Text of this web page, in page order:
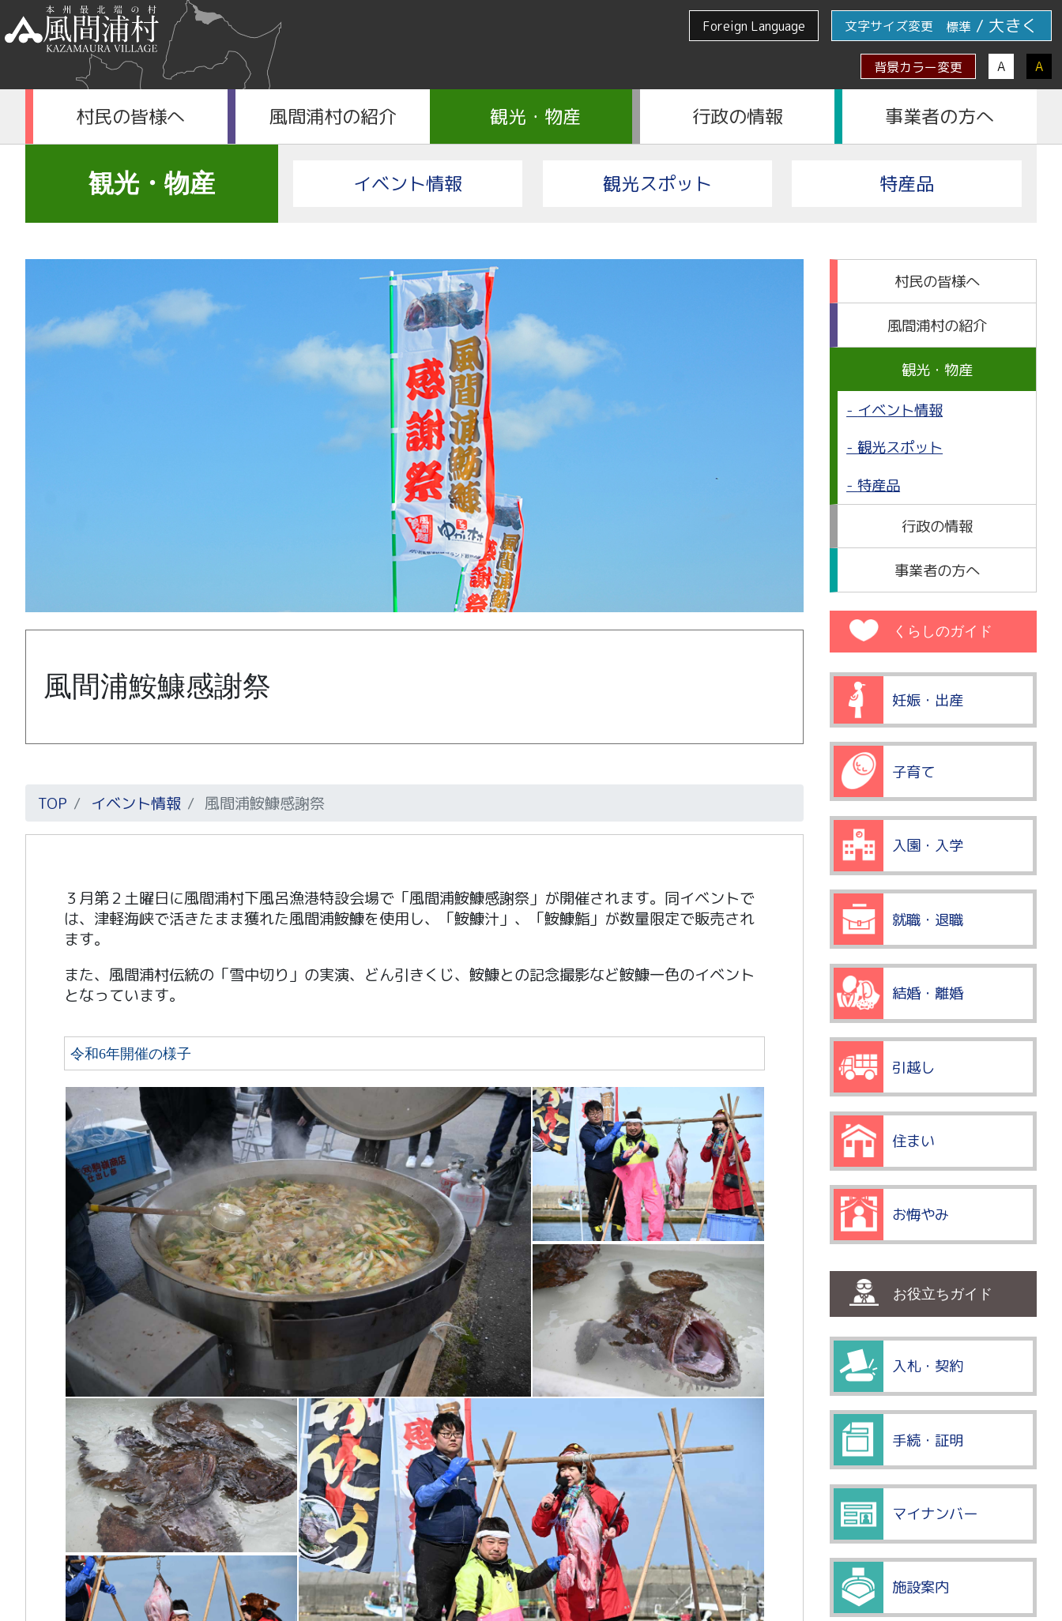
Foreign Language 文字サイズ変更 標準 / 大きく
背景カラー変更 A A
村民の皆様へ 風間浦村の紹介 観光・物産 行政の情報 事業者の方へ
観光・物産 イベント情報 観光スポット 特産品
風間浦鮟鱇感謝祭
TOP イベント情報 風間浦鮟鱇感謝祭
３月第２土曜日に風間浦村下風呂漁港特設会場で「風間浦鮟鱇感謝祭」が開催されます。同イベントで
は、津軽海峡で活きたまま獲れた風間浦鮟鱇を使用し、「鮟鱇汁」、「鮟鱇鮨」が数量限定で販売され
ます。
また、風間浦村伝統の「雪中切り」の実演、どん引きくじ、鮟鱇との記念撮影など鮟鱇一色のイベント
となっています。
令和6年開催の様子
村民の皆様へ
風間浦村の紹介
観光・物産
イベント情報
観光スポット
特産品
行政の情報
事業者の方へ
くらしのガイド
妊娠・出産
子育て
入園・入学
就職・退職
結婚・離婚
引越し
住まい
お悔やみ
お役立ちガイド
入札・契約
手続・証明
マイナンバー
施設案内